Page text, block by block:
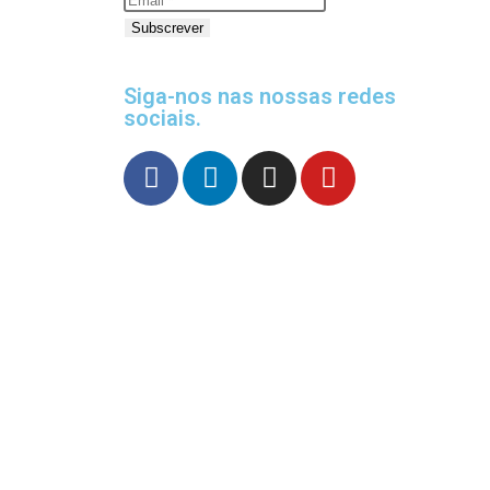
Subscrever
Siga-nos nas nossas redes
sociais.